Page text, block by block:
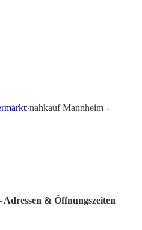
nahkauf Mannheim -
& Öffnungszeiten